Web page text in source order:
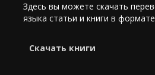
Здесь вы можете скачать
языка статьи и книги в
Cкачать книги